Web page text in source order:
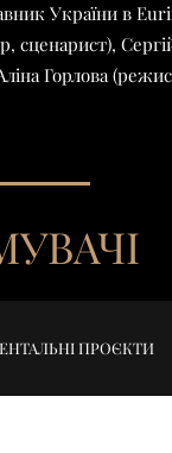
України в
сценарист),
Горлова
ПРОЄКТИ